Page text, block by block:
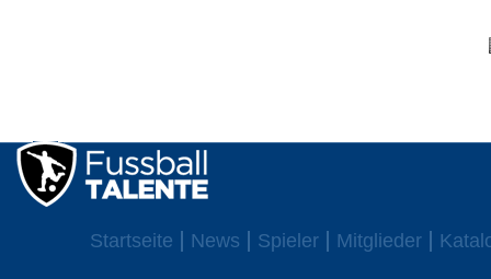
Startseite News Spieler Mitglieder